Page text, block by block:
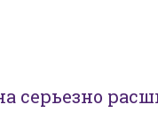
серьезно